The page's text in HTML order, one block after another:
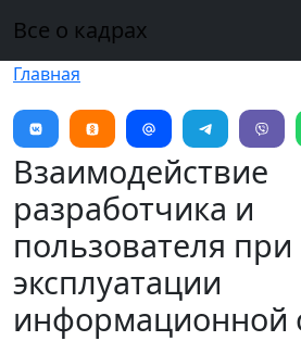
Все о кадрах
Главная
Взаимодействие
разработчика и
пользователя при
эксплуатации
информационной